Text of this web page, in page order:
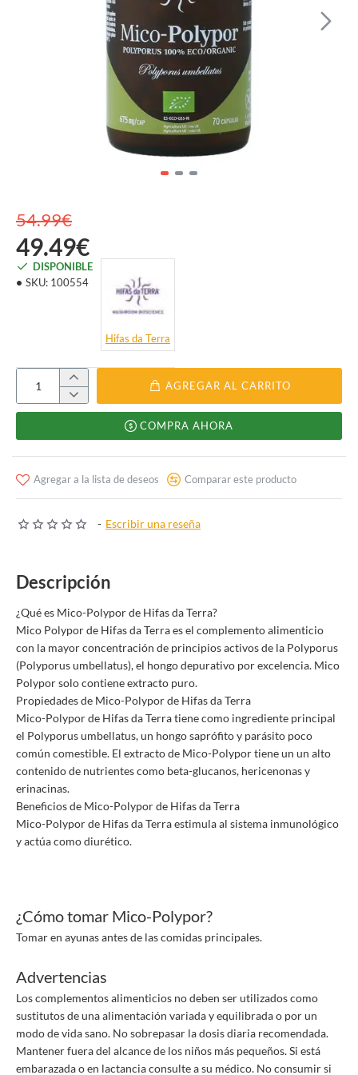
- Escribir una reseña
49.49€
54.99€
DISPONIBLE
SKU: 100554
Hifas da Terra
AGREGAR AL CARRITO
COMPRA AHORA
Agregar a la lista de deseos Comparar este producto
Descripción
¿Qué es Mico-Polypor de Hifas da Terra?
Mico Polypor de Hifas da Terra es el complemento alimenticio
con la mayor concentración de principios activos de la Polyporus
(Polyporus umbellatus), el hongo depurativo por excelencia. Mico
Polypor solo contiene extracto puro.
Propiedades de Mico-Polypor de Hifas da Terra
Mico-Polypor de Hifas da Terra tiene como ingrediente principal
el Polyporus umbellatus, un hongo saprófito y parásito poco
común comestible. El extracto de Mico-Polypor tiene un un alto
contenido de nutrientes como beta-glucanos, hericenonas y
erinacinas.
Beneficios de Mico-Polypor de Hifas da Terra
Mico-Polypor de Hifas da Terra estimula al sistema inmunológico
y actúa como diurético.
¿Cómo tomar Mico-Polypor?
Tomar en ayunas antes de las comidas principales.
Advertencias
Los complementos alimenticios no deben ser utilizados como
sustitutos de una alimentación variada y equilibrada o por un
modo de vida sano. No sobrepasar la dosis diaria recomendada.
Mantener fuera del alcance de los niños más pequeños. Si está
embarazada o en lactancia consulte a su médico. No consumir si